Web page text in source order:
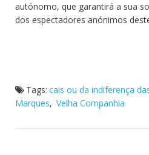
autónomo, que garantirá a sua
dos espectadores anónimos
Tags: cais ou da indiferença
Marques, Velha Companhia